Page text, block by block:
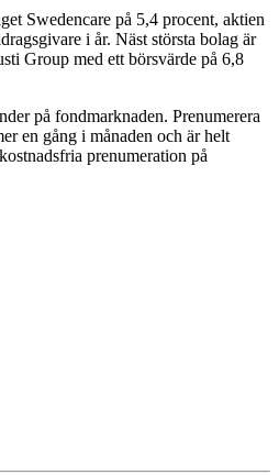
Swedencare på 5,4 procent, aktien
i år. Näst största bolag är
Group med ett börsvärde på 6,8
på fondmarknaden. Prenumerera
en gång i månaden och är helt
prenumeration på